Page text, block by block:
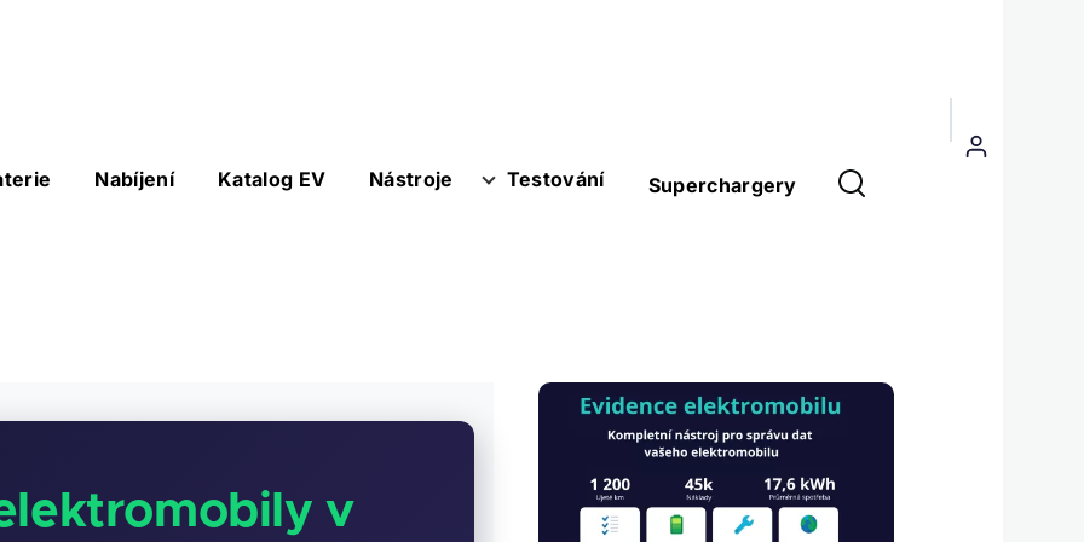
Nabíjení Katalog EV Nástroje Testování Superchargery
Menu
uživatelského
v
Obrázek